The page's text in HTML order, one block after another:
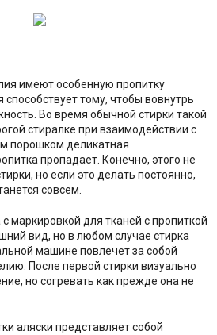
имеют особенную пропитку
тому, чтобы вовнутрь
Во время обычной стирки такой
стиралке при взаимодействии с
порошком деликатная
пропадает. Конечно, этого не
но если это делать постоянно,
совсем.
маркировкой для тканей с пропиткой
вид, но в любом случае стирка
машине повлечет за собой
После первой стирки визуально
но согревать как прежде она не
аляски представляет собой